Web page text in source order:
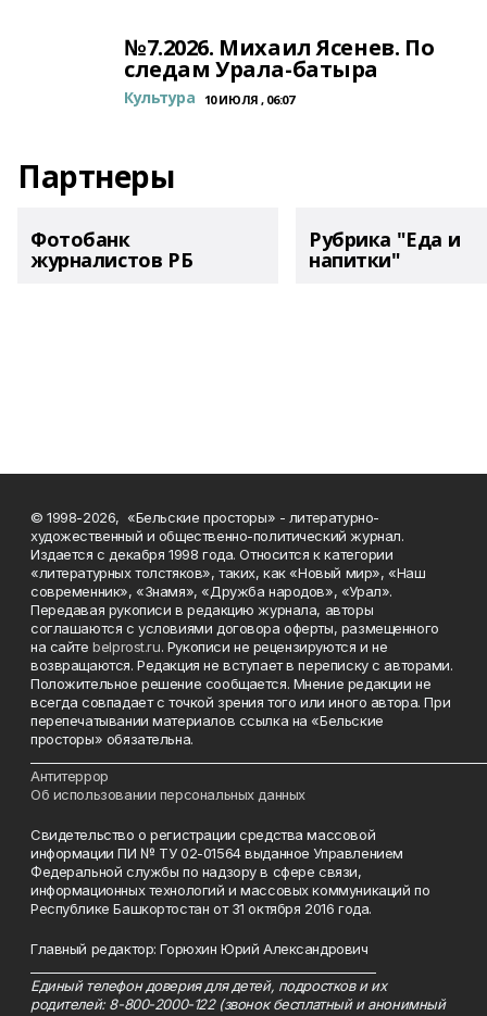
№7.2026. Михаил Ясенев. По
следам Урала-батыра
Культура 10 ИЮЛЯ , 06:07
Партнеры
Фотобанк
журналистов РБ
Рубрика "Еда и
напитки"
© 1998-2026, «Бельские просторы» - литературно-
художественный и общественно-политический журнал.
Издается с декабря 1998 года. Относится к категории
«литературных толстяков», таких, как «Новый мир», «Наш
современник», «Знамя», «Дружба народов», «Урал».
Передавая рукописи в редакцию журнала, авторы
соглашаются с условиями договора оферты, размещенного
на сайтеbelprost.ru. Рукописи не рецензируются и не
возвращаются. Редакция не вступает в переписку с авторами.
Положительное решение сообщается. Мнение редакции не
всегда совпадает с точкой зрения того или иного автора. При
перепечатывании материалов ссылка на «Бельские
просторы» обязательна.
Антитеррор
Об использовании персональных данных
Свидетельство о регистрации средства массовой
информации ПИ № ТУ 02-01564 выданное Управлением
Федеральной службы по надзору в сфере связи,
информационных технологий и массовых коммуникаций по
Республике Башкортостан от 31 октября 2016 года.
Главный редактор: Горюхин Юрий Александрович
Единый телефон доверия для детей, подростков и их
родителей: 8-800-2000-122 (звонок бесплатный и анонимный